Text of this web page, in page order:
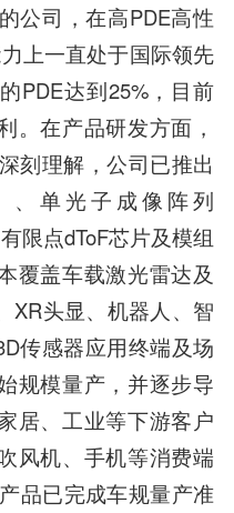
公司，在高PDE高性
上一直处于国际领先
PDE达到25%，目前
。在产品研发方面，
刻理解，公司已推出
、单光子成像阵列
限点dToF芯片及模组
覆盖车载激光雷达及
XR头显、机器人、智
传感器应用终端及场
规模量产，并逐步导
居、工业等下游客户
风机、手机等消费端
品已完成车规量产准